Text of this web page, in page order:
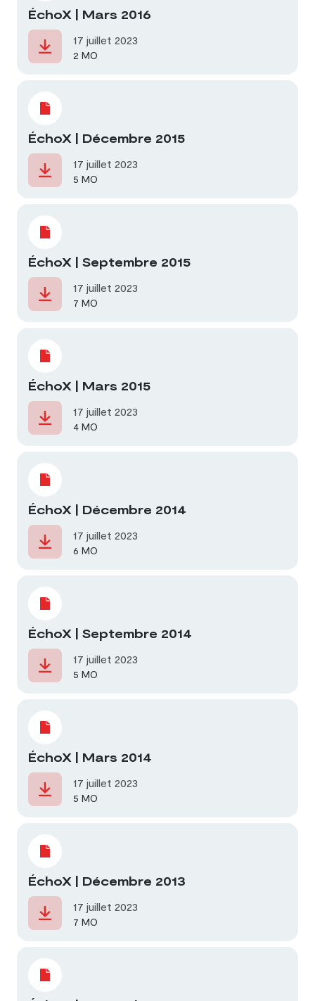
ÉchoX | Mars 2016
17 juillet 2023
2 MO
ÉchoX | Décembre 2015
17 juillet 2023
5 MO
ÉchoX | Septembre 2015
17 juillet 2023
7 MO
ÉchoX | Mars 2015
17 juillet 2023
4 MO
ÉchoX | Décembre 2014
17 juillet 2023
6 MO
ÉchoX | Septembre 2014
17 juillet 2023
5 MO
ÉchoX | Mars 2014
17 juillet 2023
5 MO
ÉchoX | Décembre 2013
17 juillet 2023
7 MO